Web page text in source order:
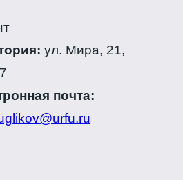
ул. Мира, 21,
почта: